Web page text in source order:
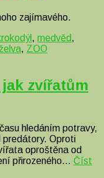
zajímavého.
, medvěd,
želva, ZOO
zvířatům
hledáním potravy,
predátory. Oproti
oproštěna od
přirozeného… Číst